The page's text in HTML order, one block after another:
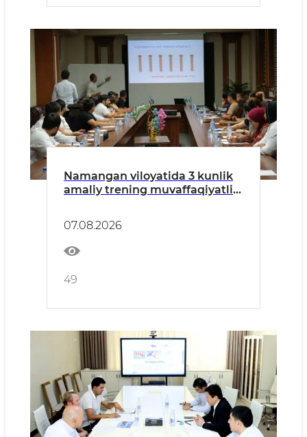
Namangan viloyatida 3 kunlik
amaliy trening muvaffaqiyatli
07.08.2026
49